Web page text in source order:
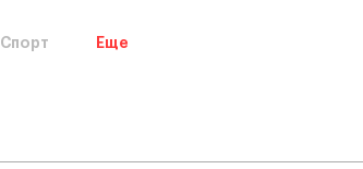
Спорт Еще